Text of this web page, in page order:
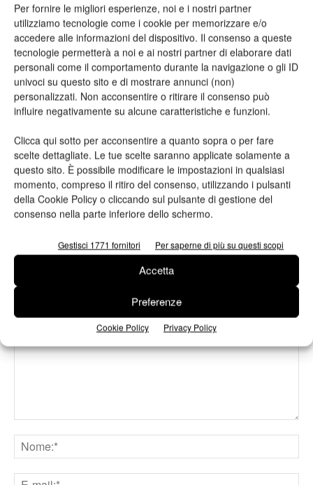
Per fornire le migliori esperienze, noi e i nostri partner
utilizziamo tecnologie come i cookie per memorizzare e/o
accedere alle informazioni del dispositivo. Il consenso a queste
tecnologie permetterà a noi e ai nostri partner di elaborare dati
personali come il comportamento durante la navigazione o gli ID
univoci su questo sito e di mostrare annunci (non)
personalizzati. Non acconsentire o ritirare il consenso può
influire negativamente su alcune caratteristiche e funzioni.
Clicca qui sotto per acconsentire a quanto sopra o per fare
scelte dettagliate. Le tue scelte saranno applicate solamente a
questo sito. È possibile modificare le impostazioni in qualsiasi
momento, compreso il ritiro del consenso, utilizzando i pulsanti
della Cookie Policy o cliccando sul pulsante di gestione del
consenso nella parte inferiore dello schermo.
Gestisci 1771 fornitori Per saperne di più su questi scopi
Accetta
Preferenze
Cookie Policy Privacy Policy
Viscom 2026 cambia volto: debutta il
nuovo format Exhibition & Conference
Assografici celebra 80 anni, a Milano
due giornate dedicate al futuro della
filiera grafica e cartotecnica
Heidelberg punta su packaging,
digitale e nuove tecnologie: approvata
la strategia 2026
LASCIA UN COMMENTO